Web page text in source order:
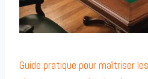
Guide pratique pour maîtriser